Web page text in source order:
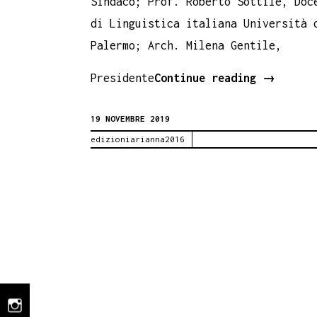
instagram
di Linguistica italiana Università
Palermo; Arch. Milena Gentile,
PresidenteContinue reading
Damiana
→
19 NOVEMBRE 2019
edizioniarianna2016